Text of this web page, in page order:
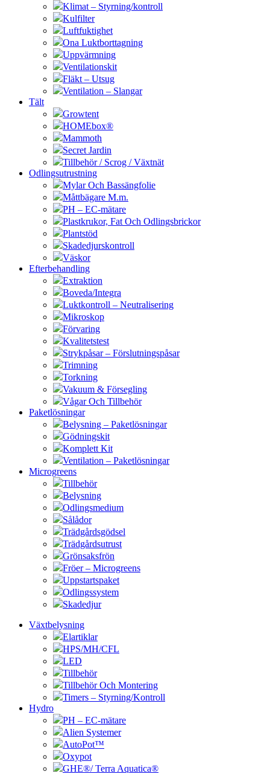
Klimat – Styrning/kontroll
Kulfilter
Luftfuktighet
Ona Luktborttagning
Uppvärmning
Ventilationskit
Fläkt – Utsug
Ventilation – Slangar
Tält
Growtent
HOMEbox®
Mammoth
Secret Jardin
Tillbehör / Scrog / Växtnät
Odlingsutrustning
Mylar Och Bassängfolie
Måttbägare M.m.
PH – EC-mätare
Plastkrukor, Fat Och Odlingsbrickor
Plantstöd
Skadedjurskontroll
Väskor
Efterbehandling
Extraktion
Boveda/Integra
Luktkontroll – Neutralisering
Mikroskop
Förvaring
Kvalitetstest
Strykpåsar – Förslutningspåsar
Trimning
Torkning
Vakuum & Försegling
Vågar Och Tillbehör
Paketlösningar
Belysning – Paketlösningar
Gödningskit
Komplett Kit
Ventilation – Paketlösningar
Microgreens
Tillbehör
Belysning
Odlingsmedium
Sålådor
Trädgårdsgödsel
Trädgårdsutrust
Grönsaksfrön
Fröer – Microgreens
Uppstartspaket
Odlingssystem
Skadedjur
Växtbelysning
Elartiklar
HPS/MH/CFL
LED
Tillbehör
Tillbehör Och Montering
Timers – Styrning/Kontroll
Hydro
PH – EC-mätare
Alien Systemer
AutoPot™
Oxypot
GHE®/ Terra Aquatica®